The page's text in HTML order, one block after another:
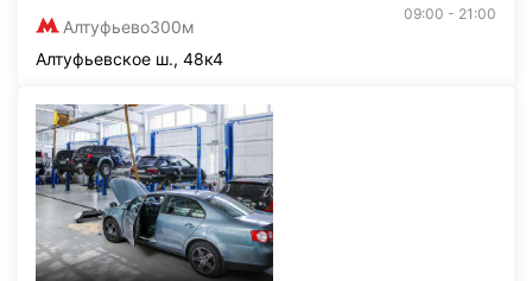
Алтуфьево300м
09:00 - 21:00
Алтуфьевское ш., 48к4